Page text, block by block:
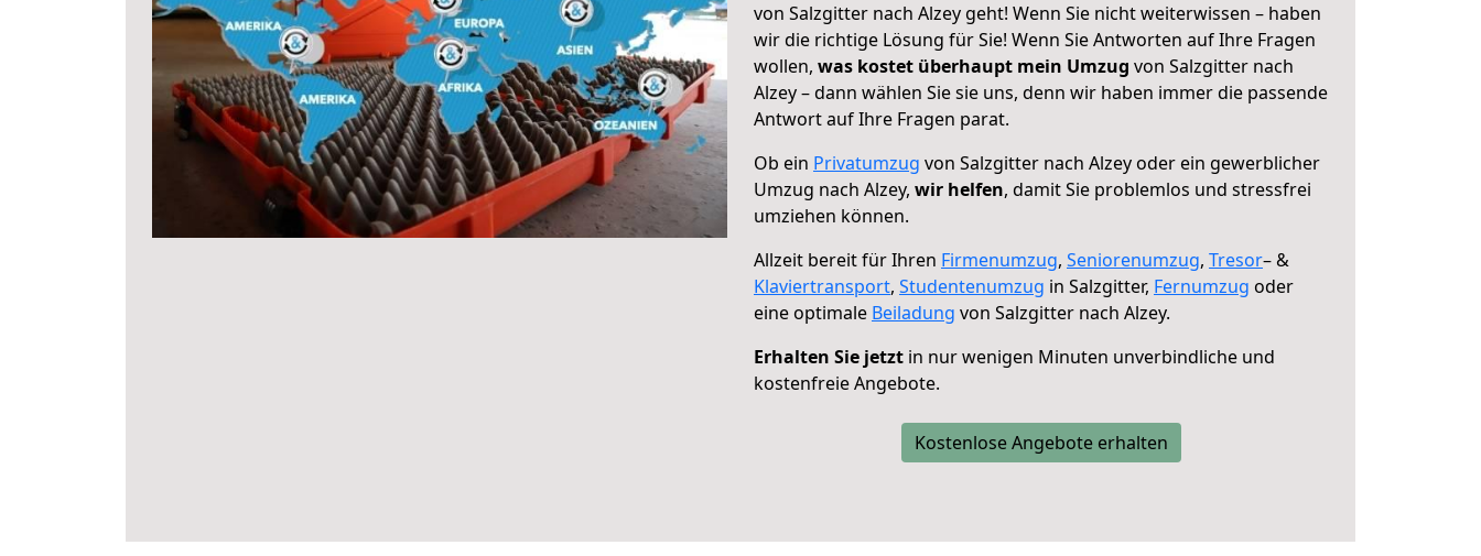
von Salzgitter nach Alzey geht! Wenn Sie nicht weiterwissen – haben
wir die richtige Lösung für Sie! Wenn Sie Antworten auf Ihre Fragen
wollen, was kostet überhaupt mein Umzug von Salzgitter nach
Alzey – dann wählen Sie sie uns, denn wir haben immer die passende
Antwort auf Ihre Fragen parat.
Ob ein Privatumzug von Salzgitter nach Alzey oder ein gewerblicher
Umzug nach Alzey, wir helfen, damit Sie problemlos und stressfrei
umziehen können.
Allzeit bereit für Ihren Firmenumzug, Seniorenumzug, Tresor– &
Klaviertransport, Studentenumzug in Salzgitter, Fernumzug oder
eine optimale Beiladung von Salzgitter nach Alzey.
Erhalten Sie jetzt in nur wenigen Minuten unverbindliche und
kostenfreie Angebote.
Kostenlose Angebote erhalten